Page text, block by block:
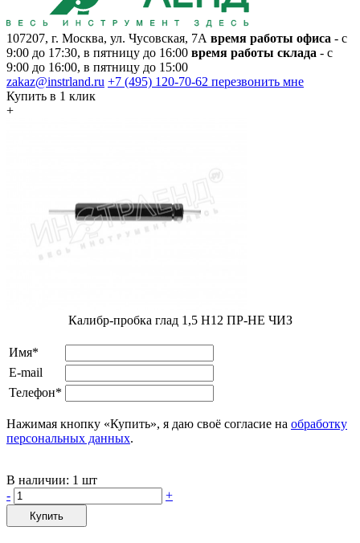
107207, г. Москва, ул. Чусовская, 7А время работы офиса - с
9:00 до 17:30, в пятницу до 16:00 время работы склада - с
9:00 до 16:00, в пятницу до 15:00
zakaz@instrland.ru +7 (495) 120-70-62 перезвонить мне
Купить в 1 клик
+
Калибр-пробка глад 1,5 H12 ПР-НЕ ЧИЗ
Имя*
E-mail
Телефон*
Нажимая кнопку «Купить», я даю своё согласие на обработку
персональных данных.
В наличии: 1 шт
-
+
Купить